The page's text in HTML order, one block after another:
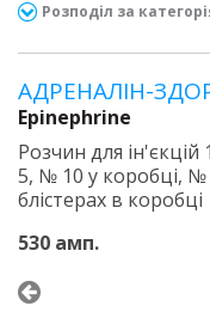
Розподіл за
АДРЕНАЛІН-
Epinephrine
Розчин для
5, № 10 у коробці, №
блістерах в коробці
530 амп.